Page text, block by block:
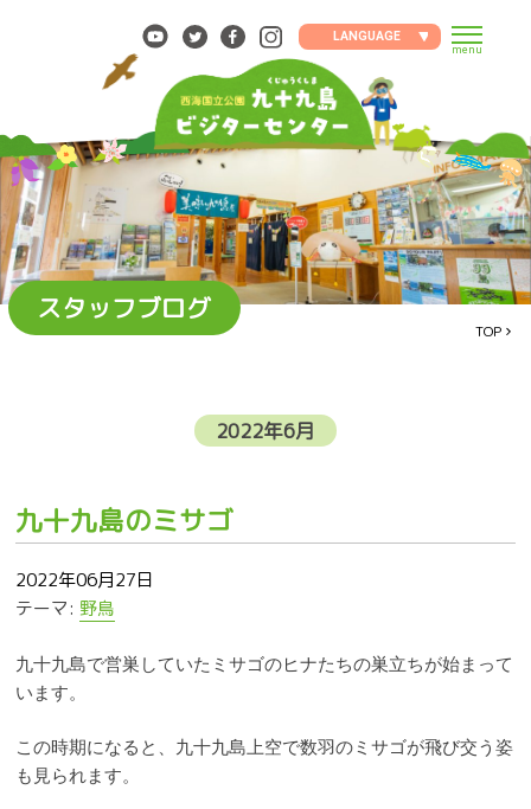
LANGUAGE
menu
TOP
スタッフブログ
2022年6月
九十九島のミサゴ
2022年06月27日
テーマ: 野鳥
九十九島で営巣していたミサゴのヒナたちの巣立ちが始まって
います。
この時期になると、九十九島上空で数羽のミサゴが飛び交う姿
も見られます。